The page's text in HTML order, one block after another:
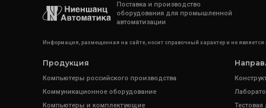
Поставка и производство
оборудования для промышленной
автоматизации
Информация, размещенная на сайте, носит справочный характер и не является
Продукция
Компьютеры российского производства
Коммуникационное оборудование
Компьютеры и комплектующие
Тестовая